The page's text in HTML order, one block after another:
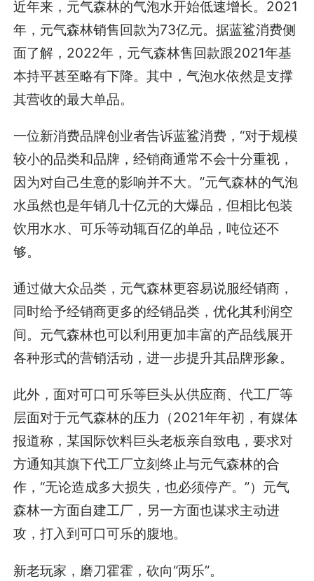
近年来，元气森林的气泡水开始低速增长。2021
年，元气森林销售回款为73亿元。据蓝鲨消费侧
面了解，2022年，元气森林售回款跟2021年基
本持平甚至略有下降。其中，气泡水依然是支撑
其营收的最大单品。
一位新消费品牌创业者告诉蓝鲨消费，“对于规模
较小的品类和品牌，经销商通常不会十分重视，
因为对自己生意的影响并不大。”元气森林的气泡
水虽然也是年销几十亿元的大爆品，但相比包装
饮用水水、可乐等动辄百亿的单品，吨位还不
够。
通过做大众品类，元气森林更容易说服经销商，
同时给予经销商更多的经销品类，优化其利润空
间。元气森林也可以利用更加丰富的产品线展开
各种形式的营销活动，进一步提升其品牌形象。
此外，面对可口可乐等巨头从供应商、代工厂等
层面对于元气森林的压力（2021年年初，有媒体
报道称，某国际饮料巨头老板亲自致电，要求对
方通知其旗下代工厂立刻终止与元气森林的合
作，“无论造成多大损失，也必须停产。”）元气
森林一方面自建工厂，另一方面也谋求主动进
攻，打入到可口可乐的腹地。
新老玩家，磨刀霍霍，砍向“两乐”。